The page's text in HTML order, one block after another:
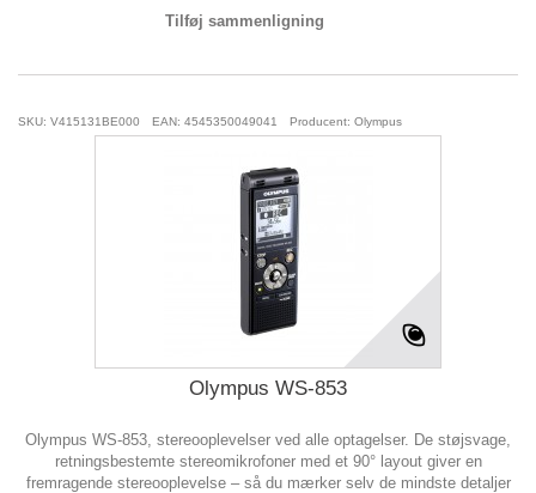
Tilføj sammenligning
SKU: V415131BE000 EAN: 4545350049041 Producent: Olympus
Olympus WS-853
Olympus WS-853, stereooplevelser ved alle optagelser. De støjsvage,
retningsbestemte stereomikrofoner med et 90° layout giver en
fremragende stereooplevelse – så du mærker selv de mindste detaljer